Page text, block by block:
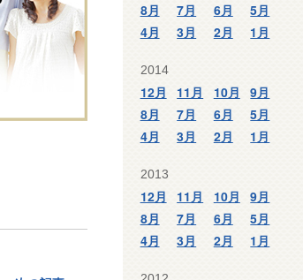
8月
7月 6月
5月
4月
3月 2月 1月
2014
12月 11月 10月
9月
8月
7月 6月
5月
4月
3月 2月 1月
2013
12月 11月 10月
9月
8月
7月 6月
5月
4月
3月 2月 1月